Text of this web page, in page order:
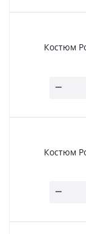
Костюм
Костюм